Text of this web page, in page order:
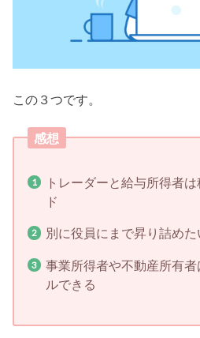
この３つです。
感想
トレーダーと給与所得者
ド
別に役員にまで昇り詰め
事業所得者や不動産所有
ルできる